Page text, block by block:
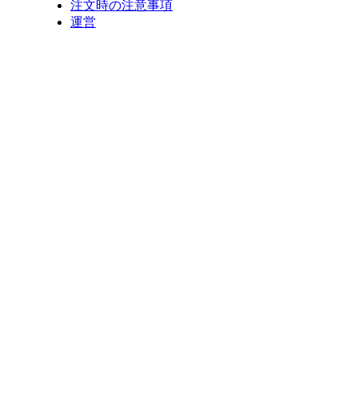
注文時の注意事項
運営